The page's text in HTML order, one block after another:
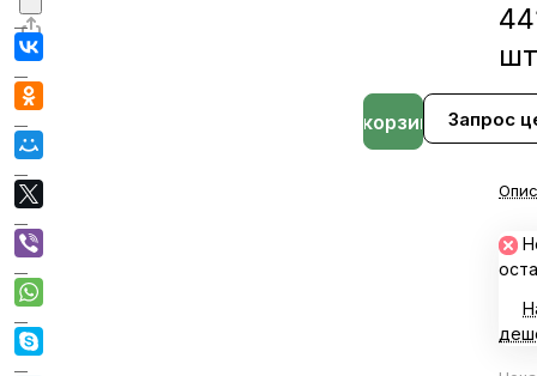
шт
Запрос
В корзине